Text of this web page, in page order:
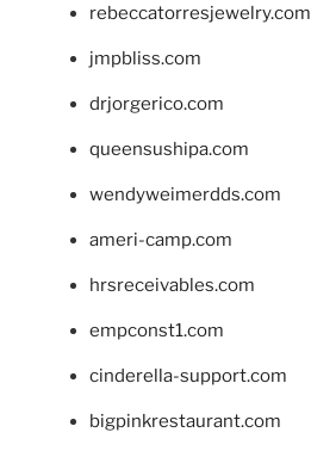
rebeccatorresjewelry.com
jmpbliss.com
drjorgerico.com
queensushipa.com
wendyweimerdds.com
ameri-camp.com
hrsreceivables.com
empconst1.com
cinderella-support.com
bigpinkrestaurant.com